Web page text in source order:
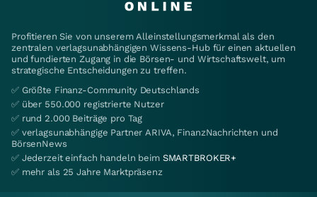
Profitieren Sie von unserem Alleinstellungsmerkmal als den
zentralen verlagsunabhängigen Wissens-Hub für einen aktuellen
und fundierten Zugang in die Börsen- und Wirtschaftswelt, um
strategische Entscheidungen zu treffen.
✅ Größte Finanz-Community Deutschlands
✅ über 550.000 registrierte Nutzer
✅ rund 2.000 Beiträge pro Tag
✅ verlagsunabhängige Partner ARIVA, FinanzNachrichten und
BörsenNews
✅ Jederzeit einfach handeln beim SMARTBROKER+
✅ mehr als 25 Jahre Marktpräsenz